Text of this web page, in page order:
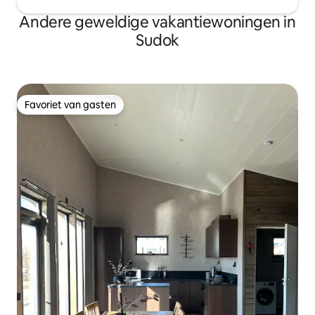
Andere geweldige vakantiewoningen in
Sudok
Favoriet van gasten
Favoriet van gasten